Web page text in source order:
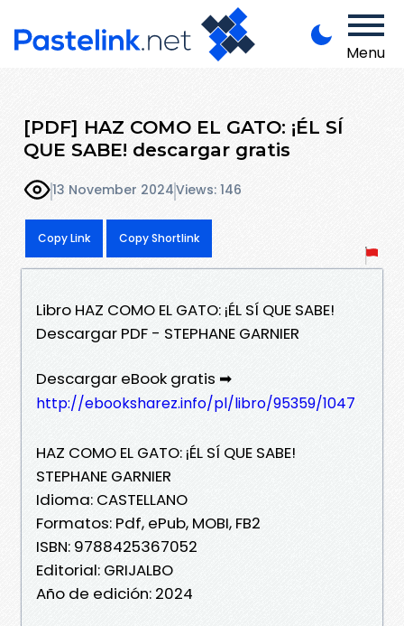
Menu
[PDF] HAZ COMO EL GATO: ¡ÉL SÍ
QUE SABE! descargar gratis
13 November 2024Views: 146
Copy Link Copy Shortlink
Libro HAZ COMO EL GATO: ¡ÉL SÍ QUE SABE!
Descargar PDF - STEPHANE GARNIER
Descargar eBook gratis ➡
http://ebooksharez.info/pl/libro/95359/1047
HAZ COMO EL GATO: ¡ÉL SÍ QUE SABE!
STEPHANE GARNIER
Idioma: CASTELLANO
Formatos: Pdf, ePub, MOBI, FB2
ISBN: 9788425367052
Editorial: GRIJALBO
Año de edición: 2024